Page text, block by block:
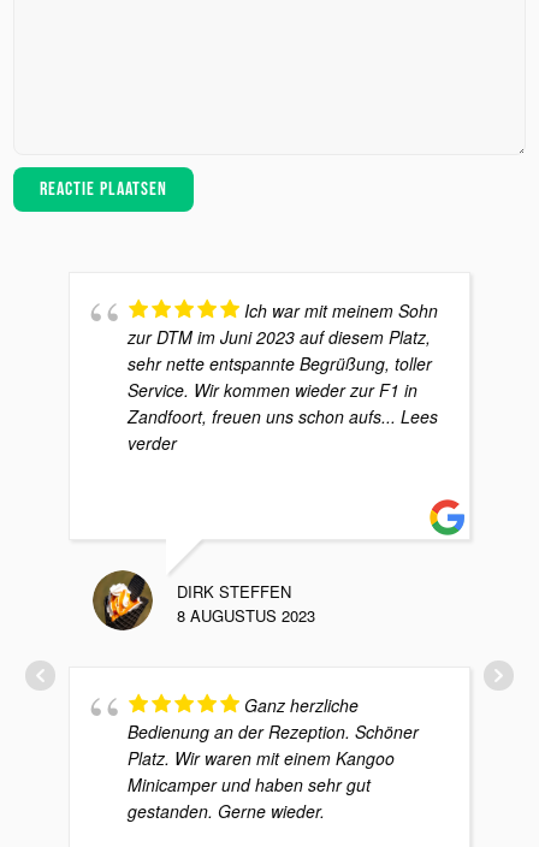
Ich war mit meinem Sohn
zur DTM im Juni 2023 auf diesem Platz,
sehr nette entspannte Begrüßung, toller
Service. Wir kommen wieder zur F1 in
Zandfoort, freuen uns schon aufs... Lees
verder
DIRK STEFFEN
8 AUGUSTUS 2023
Ganz herzliche
Bedienung an der Rezeption. Schöner
Platz. Wir waren mit einem Kangoo
Minicamper und haben sehr gut
gestanden. Gerne wieder.